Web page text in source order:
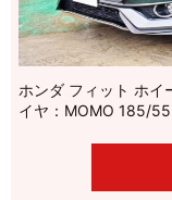
ホンダ フィット ホ
イヤ：MOMO 185/